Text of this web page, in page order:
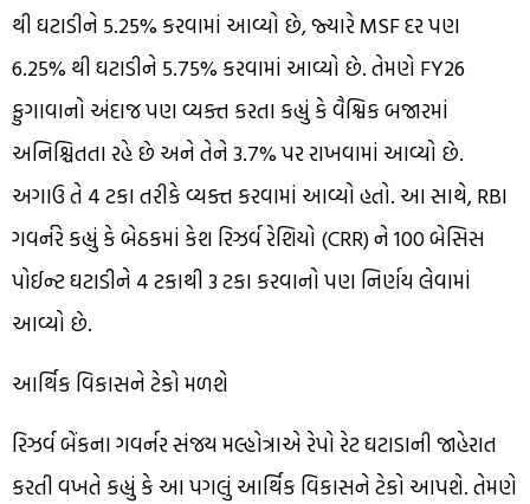
થી ઘટાડીને 5.25% કરવામાં આવ્યો છે, જ્યારે MSF દર પણ
6.25% થી ઘટાડીને 5.75% કરવામાં આવ્યો છે. તેમણે FY26
ફુગાવાનો અંદાજ પણ વ્યક્ત કરતા કહ્યું કે વૈશ્વિક બજારમાં
અનિશ્ચિતતા રહે છે અને તેને 3.7% પર રાખવામાં આવ્યો છે.
અગાઉ તે 4 ટકા તરીકે વ્યક્ત કરવામાં આવ્યો હતો. આ સાથે, RBI
ગવર્નરે કહ્યું કે બેઠકમાં કેશ રિઝર્વ રેશિયો (CRR) ને 100 બેસિસ
પોઈન્ટ ઘટાડીને 4 ટકાથી 3 ટકા કરવાનો પણ નિર્ણય લેવામાં
આવ્યો છે.
આર્થિક વિકાસને ટેકો મળશે
રિઝર્વ બેંકના ગવર્નર સંજય મલ્હોત્રાએ રેપો રેટ ઘટાડાની જાહેરાત
કરતી વખતે કહ્યું કે આ પગલું આર્થિક વિકાસને ટેકો આપશે. તેમણે